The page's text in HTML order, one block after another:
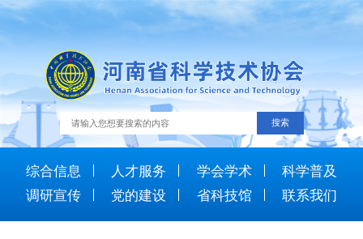
综合信息 人才服务 学会学术
科学普及
调研宣传
党的建设 省科技馆 联系我们